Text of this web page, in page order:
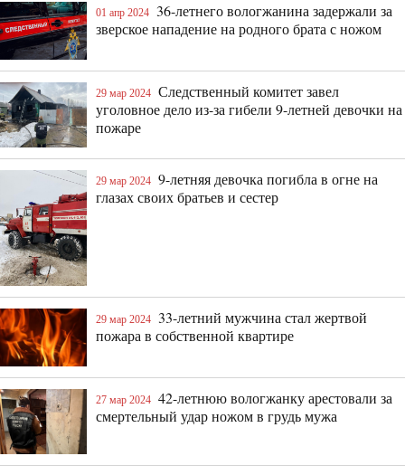
01 апр 2024
36-летнего вологжанина задержали за
зверское нападение на родного брата с ножом
29 мар 2024 Следственный комитет завел
уголовное дело из-за гибели 9-летней девочки на
пожаре
29 мар 2024 9-летняя девочка погибла в огне на
глазах своих братьев и сестер
29 мар 2024
33-летний мужчина стал жертвой
пожара в собственной квартире
27 мар 2024 42-летнюю вологжанку арестовали за
смертельный удар ножом в грудь мужа